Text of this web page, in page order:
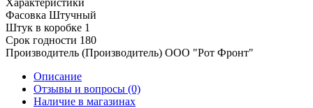
Характеристики
Фасовка Штучный
Штук в коробке 1
Срок годности 180
Производитель (Производитель) ООО "Рот Фронт"
Описание
Отзывы и вопросы (0)
Наличие в магазинах